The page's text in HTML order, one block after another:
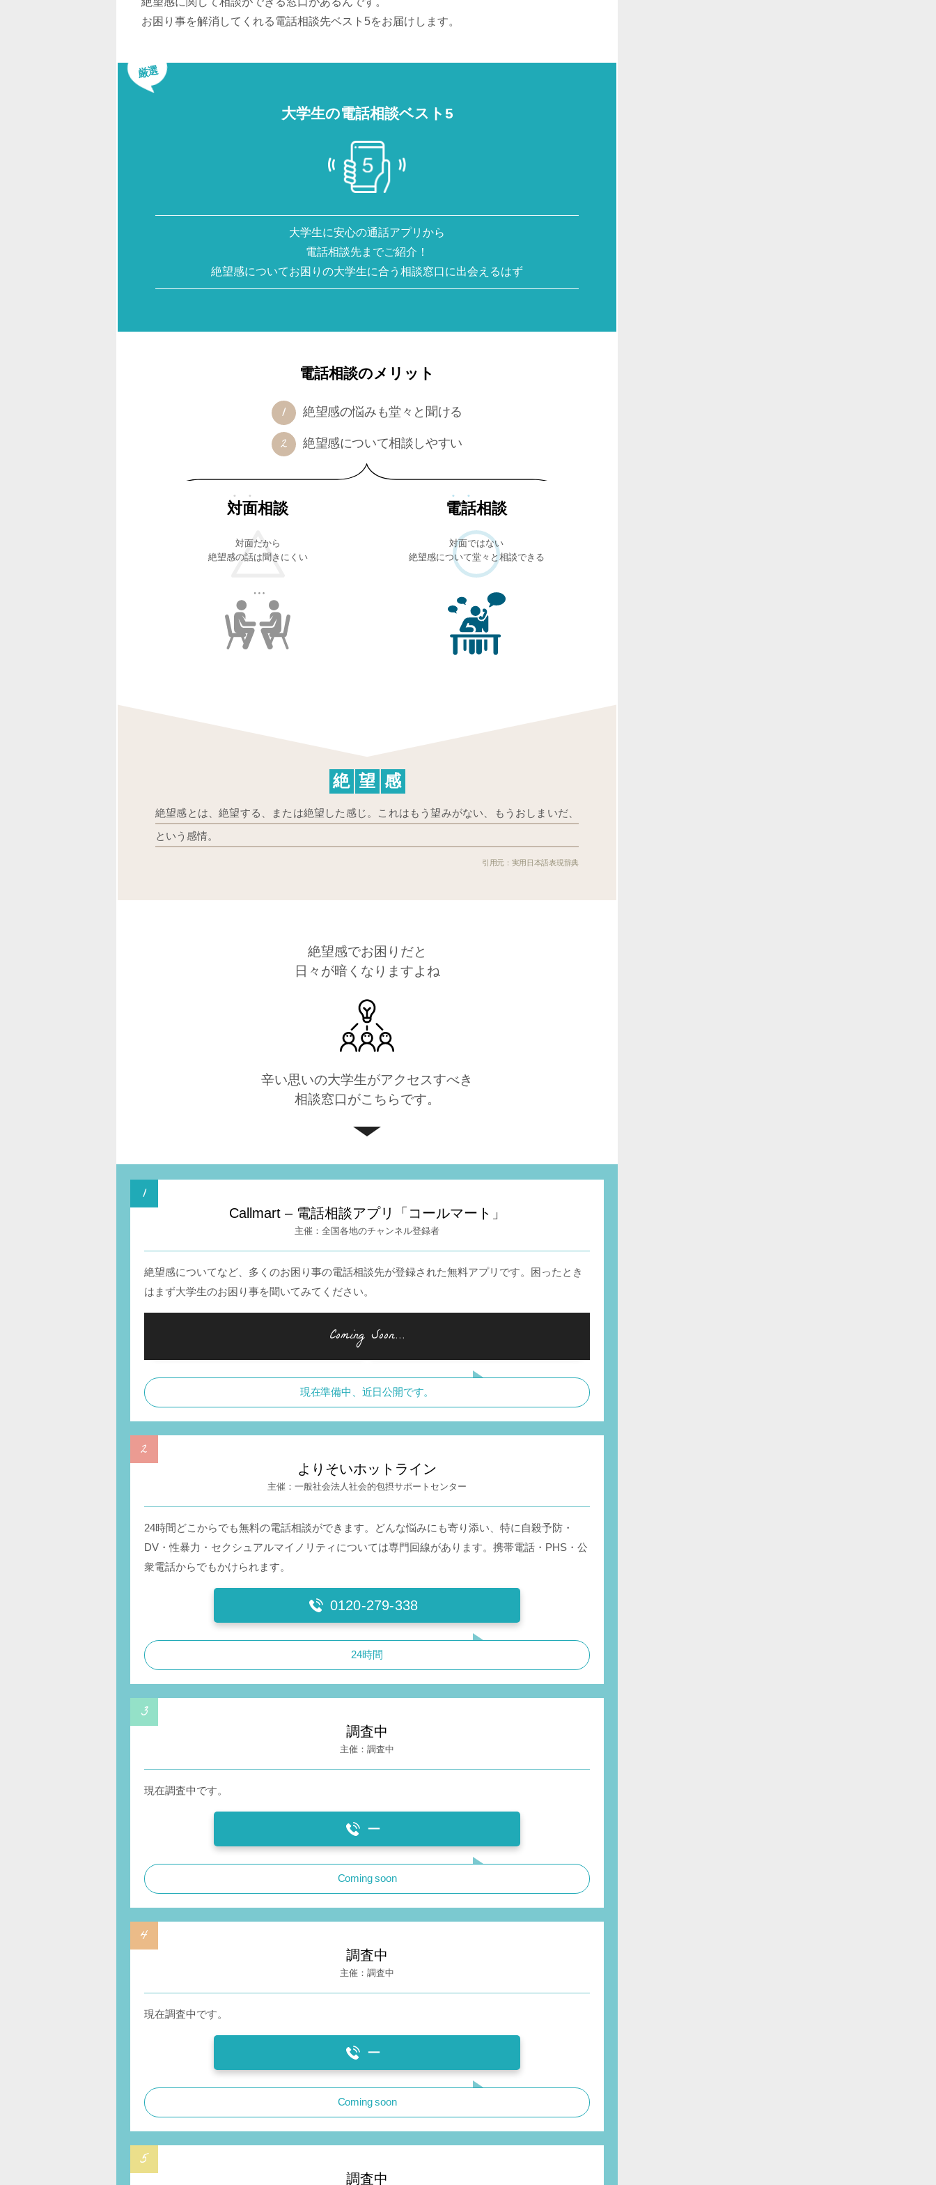
お困り事を解消してくれる電話相談先ベスト5をお届けします。
厳選
大学生の電話相談ベスト5
大学生に安心の通話アプリから
電話相談先までご紹介！
絶望感についてお困りの大学生に合う相談窓口に出会えるはず
電話相談のメリット
絶望感の悩みも堂々と聞ける
絶望感について相談しやすい
対面相談
対面だから
絶望感の話は聞きにくい
電話相談
対面ではない
絶望感について堂々と相談できる
絶 望 感
絶望感とは、絶望する、または絶望した感じ。これはもう望みがない、もうおしまいだ、
という感情。
実用日本語表現辞典
絶望感でお困りだと
日々が暗くなりますよね
辛い思いの大学生がアクセスすべき
相談窓口がこちらです。
Callmart – 電話相談アプリ「コールマート」
全国各地のチャンネル登録者
絶望感についてなど、多くのお困り事の電話相談先が登録された無料アプリです。困ったとき
はまず大学生のお困り事を聞いてみてください。
現在準備中、近日公開です。
よりそいホットライン
一般社会法人社会的包摂サポートセンター
24時間どこからでも無料の電話相談ができます。どんな悩みにも寄り添い、特に自殺予防・
DV・性暴力・セクシュアルマイノリティについては専門回線があります。携帯電話・PHS・公
衆電話からでもかけられます。
0120-279-338
24時間
調査中
調査中
現在調査中です。
ー
Coming soon
調査中
調査中
現在調査中です。
ー
Coming soon
調査中